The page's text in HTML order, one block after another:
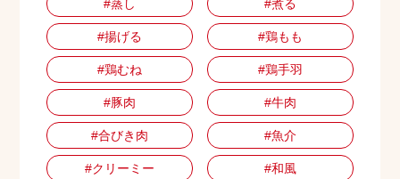
#蒸し #煮る
#揚げる #鶏もも
#鶏むね #鶏手羽
#豚肉 #牛肉
#合びき肉 #魚介
#クリーミー #和風